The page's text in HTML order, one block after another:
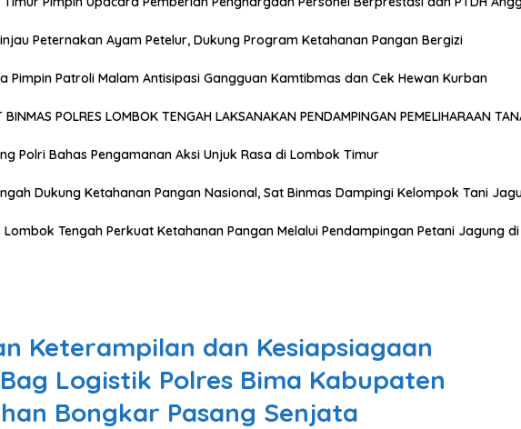
Peternakan Ayam Petelur, Dukung Program Ketahanan Pangan Bergizi
Pimpin Patroli Malam Antisipasi Gangguan Kamtibmas dan Cek Hewan Kurban
BINMAS POLRES LOMBOK TENGAH LAKSANAKAN PENDAMPINGAN PEMELIHARAAN
Polri Bahas Pengamanan Aksi Unjuk Rasa di Lombok Timur
Dukung Ketahanan Pangan Nasional, Sat Binmas Dampingi Kelompok Tani
Lombok Tengah Perkuat Ketahanan Pangan Melalui Pendampingan Petani Jagung
Keterampilan dan Kesiapsiagaan
Logistik Polres Bima Kabupaten
Bongkar Pasang Senjata